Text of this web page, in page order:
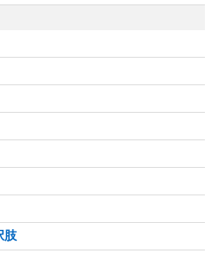
肢